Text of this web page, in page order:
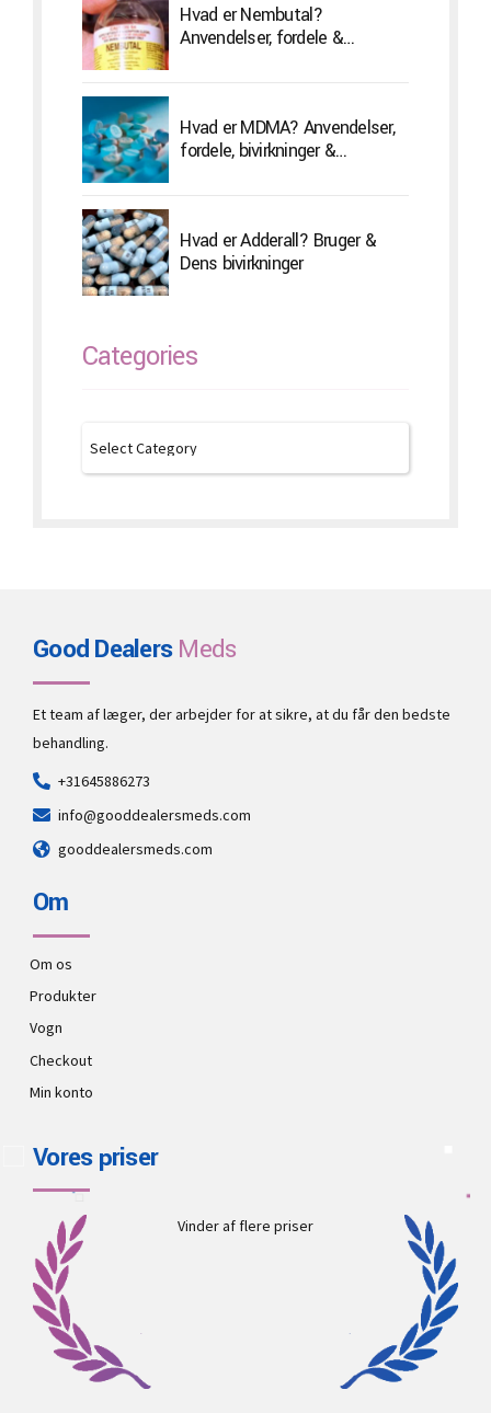
Hvad er Nembutal?
Anvendelser, fordele &
Hvad er MDMA? Anvendelser,
fordele, bivirkninger &
Hvad er Adderall? Bruger &
Dens bivirkninger
Categories
Good DealersMeds
Et team af læger, der arbejder for at sikre, at du får den bedste
behandling.
+31645886273
info@gooddealersmeds.com
gooddealersmeds.com
Om
Om os
Produkter
Vogn
Checkout
Min konto
Vores priser
Vinder af flere priser